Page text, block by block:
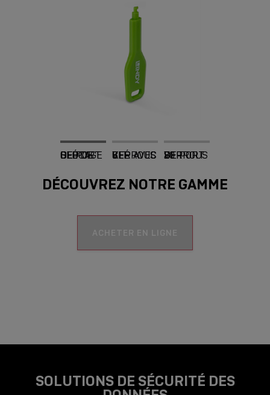
CLÉ DE BLOCAGE DE PORT SFP KIT VERROUS SFP AVEC CLÉ 20 VERROUS DE PORT SFP
DÉCOUVREZ NOTRE GAMME
ACHETER EN LIGNE
SOLUTIONS DE SÉCURITÉ DES